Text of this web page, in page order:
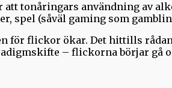
att tonåringars användning av
spel (såväl gaming som
för flickor ökar. Det hittills
– flickorna börjar gå